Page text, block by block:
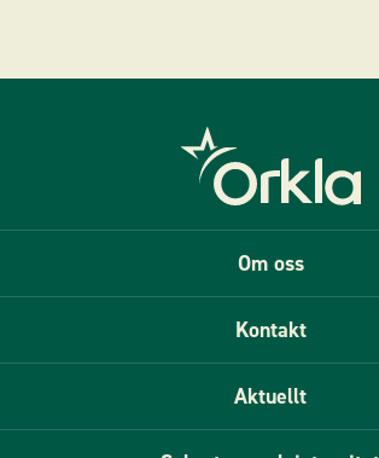
Om oss
Kontakt
Aktuellt